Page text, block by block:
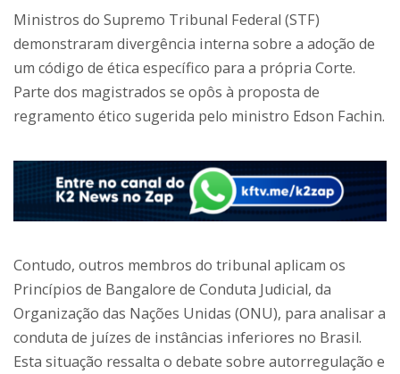
Ministros do Supremo Tribunal Federal (STF)
demonstraram divergência interna sobre a adoção de
um código de ética específico para a própria Corte.
Parte dos magistrados se opôs à proposta de
regramento ético sugerida pelo ministro Edson Fachin.
Contudo, outros membros do tribunal aplicam os
Princípios de Bangalore de Conduta Judicial, da
Organização das Nações Unidas (ONU), para analisar a
conduta de juízes de instâncias inferiores no Brasil.
Esta situação ressalta o debate sobre autorregulação e